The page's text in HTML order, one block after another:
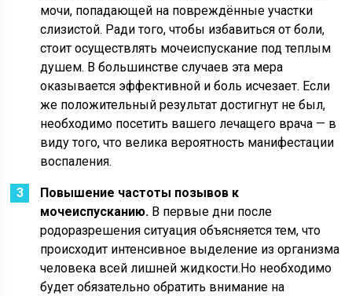
мочи, попадающей на повреждённые участки
слизистой. Ради того, чтобы избавиться от боли,
стоит осуществлять мочеиспускание под теплым
душем. В большинстве случаев эта мера
оказывается эффективной и боль исчезает. Если
же положительный результат достигнут не был,
необходимо посетить вашего лечащего врача — в
виду того, что велика вероятность манифестации
воспаления.
Повышение частоты позывов к
мочеиспусканию. В первые дни после
родоразрешения ситуация объясняется тем, что
происходит интенсивное выделение из организма
человека всей лишней жидкости.Но необходимо
будет обязательно обратить внимание на